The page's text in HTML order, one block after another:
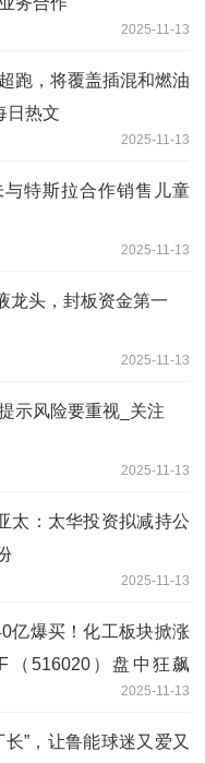
2025-11-13
跑，将覆盖插混和燃油
日热文
2025-11-13
特斯拉合作销售儿童
2025-11-13
龙头，封板资金第一
2025-11-13
示风险要重视_关注
2025-11-13
太：太华投资拟减持公
2025-11-13
亿爆买！化工板块掀涨
（516020）盘中狂飙
2025-11-13
”，让鲁能球迷又爱又